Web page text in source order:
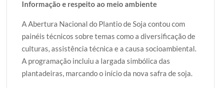
Informação e respeito ao meio ambiente
A Abertura Nacional do Plantio de Soja contou com
painéis técnicos sobre temas como a diversificação de
culturas, assistência técnica e a causa socioambiental.
A programação incluiu a largada simbólica das
plantadeiras, marcando o início da nova safra de soja.